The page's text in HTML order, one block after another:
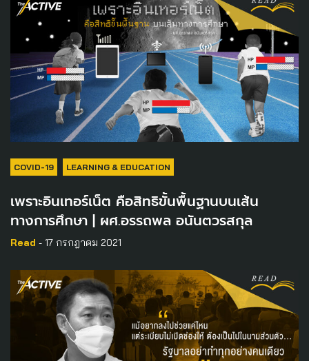
COVID-19 LEARNING & EDUCATION
เพราะอินเทอร์เน็ต คือสิทธิขั้นพื้นฐานบนเส้น
ทางการศึกษา | ผศ.อรรถพล อนันตวรสกุล
Read - 17 กรกฎาคม 2021